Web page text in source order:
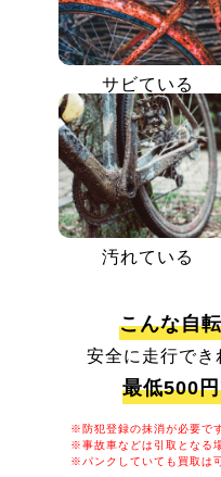
サビている
汚れている
こんな自
安全に走行でき
最低500
※防犯登録の抹消が必要です
※事故車などは引取となる
※パンクしていても買取は